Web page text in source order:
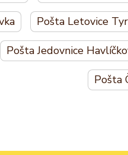
Pošta Letovice
Pošta Jedovnice
Pošta